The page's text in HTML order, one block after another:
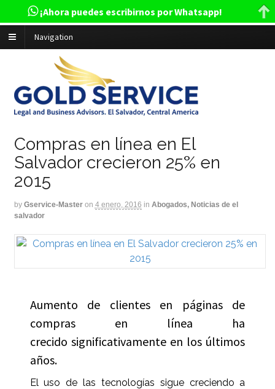
Navigation
Compras en línea en El
Salvador crecieron 25% en
2015
by Gservice-Master on 4 enero, 2016 in Abogados, Noticias de el
salvador
Aumento de clientes en páginas de
compras en línea ha
crecido significativamente en los últimos
años.
El uso de las tecnologías sigue creciendo a
¡Ahora puedes escribirnos por Whatsapp!